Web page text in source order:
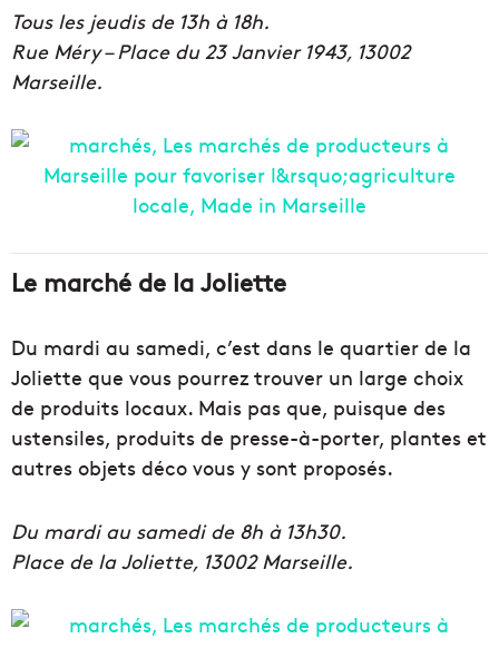
Tous les jeudis de 13h à 18h.
Rue Méry – Place du 23 Janvier 1943, 13002
Marseille.
Le marché de la Joliette
Du mardi au samedi, c’est dans le quartier de la
Joliette que vous pourrez trouver un large choix
de produits locaux. Mais pas que, puisque des
ustensiles, produits de presse-à-porter, plantes et
autres objets déco vous y sont proposés.
Du mardi au samedi de 8h à 13h30.
Place de la Joliette, 13002 Marseille.